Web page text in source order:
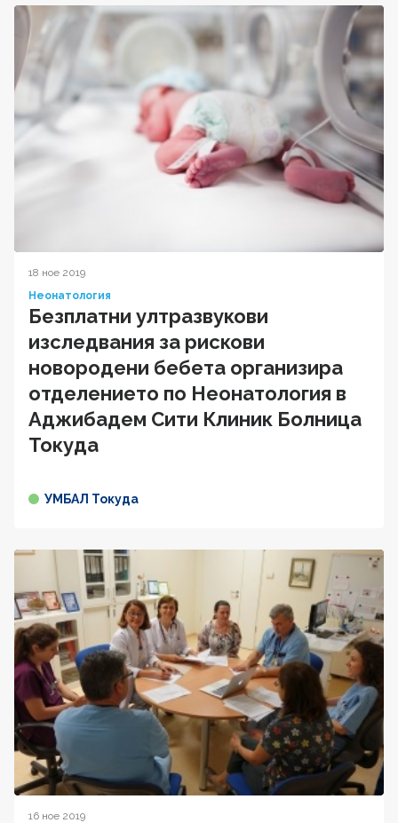
18 ное 2019
Неонатология
Безплатни ултразвукови
изследвания за рискови
новородени бебета организира
отделението по Неонатология в
Аджибадем Сити Клиник Болница
Токуда
УМБАЛ Токуда
16 ное 2019